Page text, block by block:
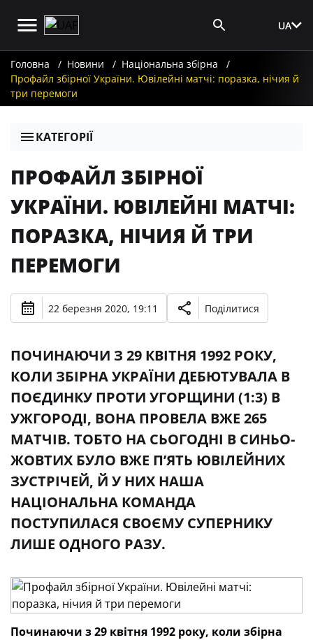
UA
Головна Новини
Національна збірна
Профайл збірної України. Ювілейні матчі: поразка, нічия й
три перемоги
КАТЕГОРІЇ
ПРОФАЙЛ ЗБІРНОЇ
УКРАЇНИ. ЮВІЛЕЙНІ МАТЧІ:
ПОРАЗКА, НІЧИЯ Й ТРИ
ПЕРЕМОГИ
22 березня 2020, 19:11 Поділитися
ПОЧИНАЮЧИ З 29 КВІТНЯ 1992 РОКУ,
КОЛИ ЗБІРНА УКРАЇНИ ДЕБЮТУВАЛА В
ПОЄДИНКУ ПРОТИ УГОРЩИНИ (1:3) В
УЖГОРОДІ, ВОНА ПРОВЕЛА ВЖЕ 265
МАТЧІВ. ТОБТО НА СЬОГОДНІ В СИНЬО-
ЖОВТИХ БУЛО ВЖЕ П’ЯТЬ ЮВІЛЕЙНИХ
ЗУСТРІЧЕЙ, Й У НИХ НАША
НАЦІОНАЛЬНА КОМАНДА
ПОСТУПИЛАСЯ СВОЄМУ СУПЕРНИКУ
ЛИШЕ ОДНОГО РАЗУ.
Починаючи з 29 квітня 1992 року, коли збірна